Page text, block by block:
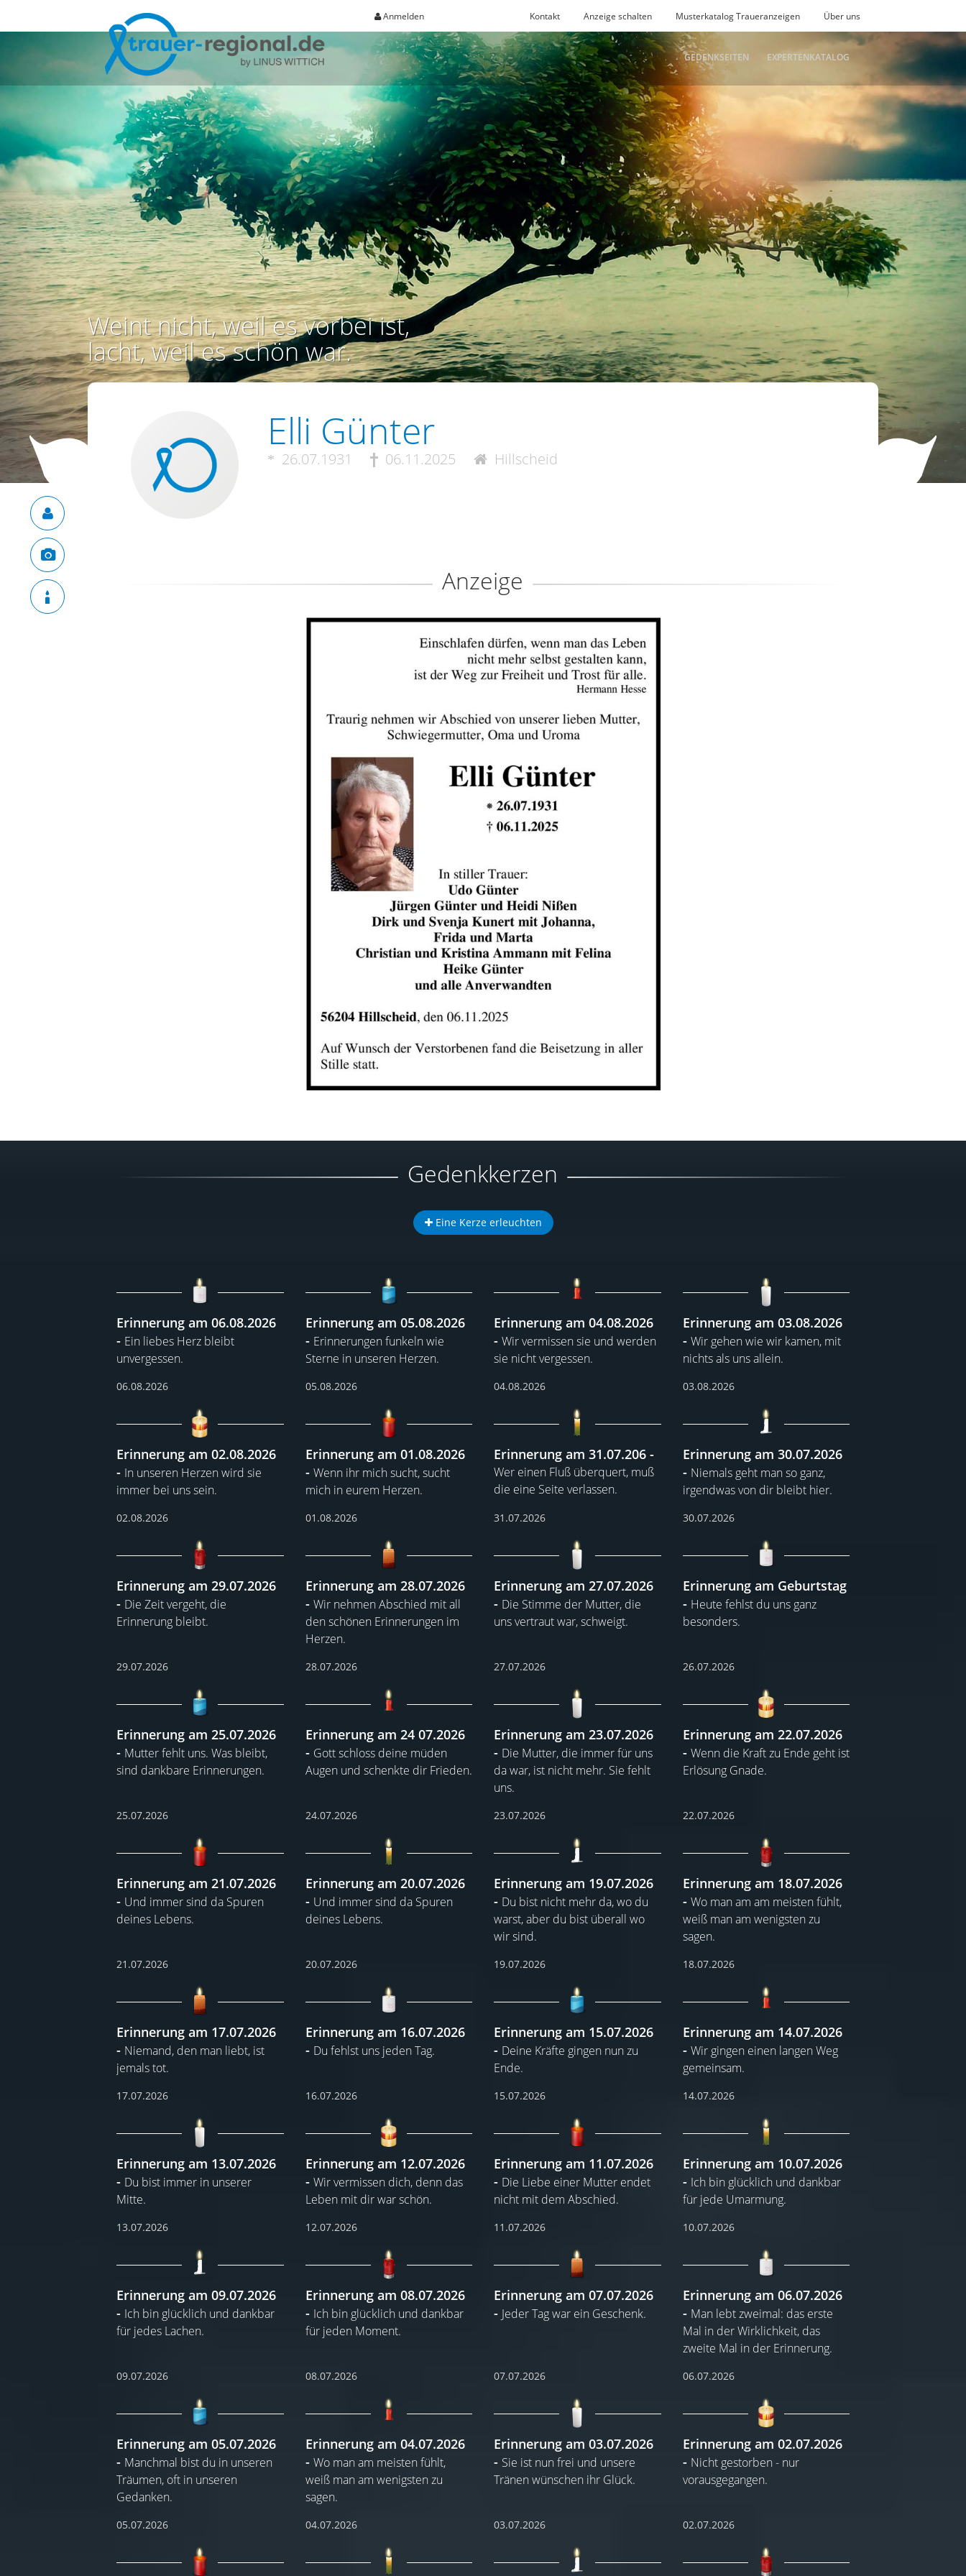
Anmelden Kontakt Anzeige schalten Musterkatalog Traueranzeigen Über uns
GEDENKSEITEN EXPERTENKATALOG
Weint nicht, weil es vorbei ist,
lacht, weil es schön war.
Elli Günter
26.07.1931 06.11.2025 Hillscheid
Anzeige
Gedenkkerzen
Eine Kerze erleuchten
Erinnerung am 06.08.2026
Ein liebes Herz bleibt
unvergessen.
06.08.2026
Erinnerung am 05.08.2026
Erinnerungen funkeln wie
Sterne in unseren Herzen.
05.08.2026
Erinnerung am 04.08.2026
Wir vermissen sie und werden
sie nicht vergessen.
04.08.2026
Erinnerung am 03.08.2026
Wir gehen wie wir kamen, mit
nichts als uns allein.
03.08.2026
Erinnerung am 02.08.2026
In unseren Herzen wird sie
immer bei uns sein.
02.08.2026
Erinnerung am 01.08.2026
Wenn ihr mich sucht, sucht
mich in eurem Herzen.
01.08.2026
Erinnerung am 31.07.206
Wer einen Fluß überquert, muß
die eine Seite verlassen.
31.07.2026
Erinnerung am 30.07.2026
Niemals geht man so ganz,
irgendwas von dir bleibt hier.
30.07.2026
Erinnerung am 29.07.2026
Die Zeit vergeht, die
Erinnerung bleibt.
29.07.2026
Erinnerung am 28.07.2026
Wir nehmen Abschied mit all
den schönen Erinnerungen im
Herzen.
28.07.2026
Erinnerung am 27.07.2026
Die Stimme der Mutter, die
uns vertraut war, schweigt.
27.07.2026
Erinnerung am Geburtstag
Heute fehlst du uns ganz
besonders.
26.07.2026
Erinnerung am 25.07.2026
Mutter fehlt uns. Was bleibt,
sind dankbare Erinnerungen.
25.07.2026
Erinnerung am 24 07.2026
Gott schloss deine müden
Augen und schenkte dir Frieden.
24.07.2026
Erinnerung am 23.07.2026
Die Mutter, die immer für uns
da war, ist nicht mehr. Sie fehlt
uns.
23.07.2026
Erinnerung am 22.07.2026
Wenn die Kraft zu Ende geht ist
Erlösung Gnade.
22.07.2026
Erinnerung am 21.07.2026
Und immer sind da Spuren
deines Lebens.
21.07.2026
Erinnerung am 20.07.2026
Und immer sind da Spuren
deines Lebens.
20.07.2026
Erinnerung am 19.07.2026
Du bist nicht mehr da, wo du
warst, aber du bist überall wo
wir sind.
19.07.2026
Erinnerung am 18.07.2026
Wo man am am meisten fühlt,
weiß man am wenigsten zu
sagen.
18.07.2026
Erinnerung am 17.07.2026
Niemand, den man liebt, ist
jemals tot.
17.07.2026
Erinnerung am 16.07.2026
Du fehlst uns jeden Tag.
16.07.2026
Erinnerung am 15.07.2026
Deine Kräfte gingen nun zu
Ende.
15.07.2026
Erinnerung am 14.07.2026
Wir gingen einen langen Weg
gemeinsam.
14.07.2026
Erinnerung am 13.07.2026
Du bist immer in unserer
Mitte.
13.07.2026
Erinnerung am 12.07.2026
Wir vermissen dich, denn das
Leben mit dir war schön.
12.07.2026
Erinnerung am 11.07.2026
Die Liebe einer Mutter endet
nicht mit dem Abschied.
11.07.2026
Erinnerung am 10.07.2026
Ich bin glücklich und dankbar
für jede Umarmung.
10.07.2026
Erinnerung am 09.07.2026
Ich bin glücklich und dankbar
für jedes Lachen.
09.07.2026
Erinnerung am 08.07.2026
Ich bin glücklich und dankbar
für jeden Moment.
08.07.2026
Erinnerung am 07.07.2026
Jeder Tag war ein Geschenk.
07.07.2026
Erinnerung am 06.07.2026
Man lebt zweimal: das erste
Mal in der Wirklichkeit, das
zweite Mal in der Erinnerung.
06.07.2026
Erinnerung am 05.07.2026
Manchmal bist du in unseren
Träumen, oft in unseren
Gedanken.
05.07.2026
Erinnerung am 04.07.2026
Wo man am meisten fühlt,
weiß man am wenigsten zu
sagen.
04.07.2026
Erinnerung am 03.07.2026
Sie ist nun frei und unsere
Tränen wünschen ihr Glück.
03.07.2026
Erinnerung am 02.07.2026
Nicht gestorben - nur
vorausgegangen.
02.07.2026